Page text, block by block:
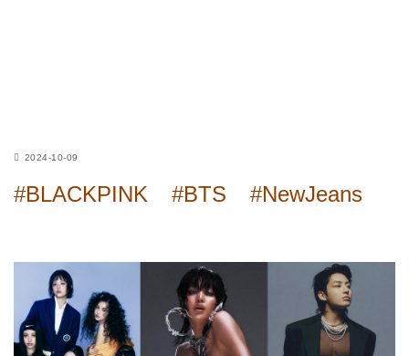
2024-10-09
#BLACKPINK #BTS #NewJeans